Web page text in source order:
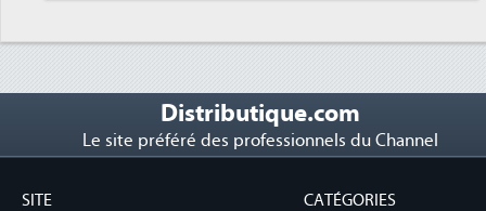
Distributique.com
Le site préféré des professionnels du Channel
SITE CATÉGORIES